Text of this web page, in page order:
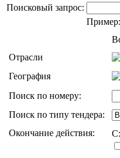
Поисковый запрос:
Пример:
Отрасли
География
Поиск по номеру:
Поиск по типу тендера:
Окончание действия:
C: